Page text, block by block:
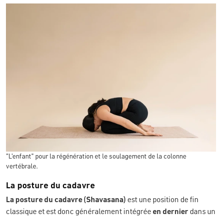
"L'enfant" pour la régénération et le soulagement de la colonne
vertébrale.
La posture du cadavre
La posture du cadavre (Shavasana) est une position de fin
classique et est donc généralement intégréeen dernier dans un